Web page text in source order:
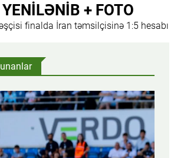
+ FOTO
finalda İran təmsilçisinə 1:5 hesabı